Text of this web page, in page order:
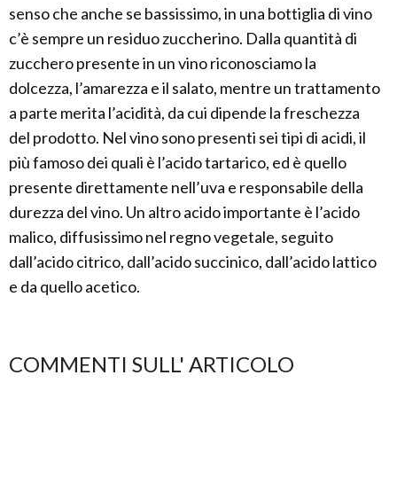
senso che anche se bassissimo, in una bottiglia di vino
c’è sempre un residuo zuccherino. Dalla quantità di
zucchero presente in un vino riconosciamo la
dolcezza, l’amarezza e il salato, mentre un trattamento
a parte merita l’acidità, da cui dipende la freschezza
del prodotto. Nel vino sono presenti sei tipi di acidi, il
più famoso dei quali è l’acido tartarico, ed è quello
presente direttamente nell’uva e responsabile della
durezza del vino. Un altro acido importante è l’acido
malico, diffusissimo nel regno vegetale, seguito
dall’acido citrico, dall’acido succinico, dall’acido lattico
e da quello acetico.
COMMENTI SULL' ARTICOLO